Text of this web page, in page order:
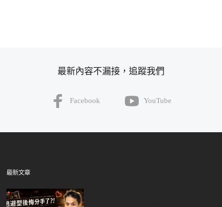
最新內容不漏接，追蹤我們
Facebook YouTube
最新文章